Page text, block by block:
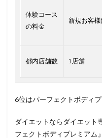
体験コース
の料金
新規お客様
都内店舗数 1店舗
6位はパーフェクトボディプ
ダイエットならダイエット
フェクトボディプレミアム